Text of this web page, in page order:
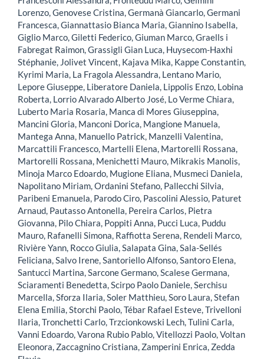
Lorenzo, Genovese Cristina, Germanà Giancarlo, Germani
Francesca, Giannattasio Bianca Maria, Giannino Isabella,
Giglio Marco, Giletti Federico, Giuman Marco, Graells i
Fabregat Raimon, Grassigli Gian Luca, Huysecom-Haxhi
Stéphanie, Jolivet Vincent, Kajava Mika, Kappe Constantin,
Kyrimi Maria, La Fragola Alessandra, Lentano Mario,
Lepore Giuseppe, Liberatore Daniela, Lippolis Enzo, Lobina
Roberta, Lorrio Alvarado Alberto José, Lo Verme Chiara,
Luberto Maria Rosaria, Manca di Mores Giuseppina,
Mancini Gloria, Manconi Dorica, Mangione Manuela,
Mantega Anna, Manuello Patrick, Manzelli Valentina,
Marcattili Francesco, Martelli Elena, Martorelli Rossana,
Martorelli Rossana, Menichetti Mauro, Mikrakis Manolis,
Minoja Marco Edoardo, Mugione Eliana, Musmeci Daniela,
Napolitano Miriam, Ordanini Stefano, Pallecchi Silvia,
Paribeni Emanuela, Parodo Ciro, Pascolini Alessio, Paturet
Arnaud, Pautasso Antonella, Pereira Carlos, Pietra
Giovanna, Pilo Chiara, Poppiti Anna, Pucci Luca, Puddu
Mauro, Rafanelli Simona, Raffiotta Serena, Rendeli Marco,
Rivière Yann, Rocco Giulia, Salapata Gina, Sala-Sellés
Feliciana, Salvo Irene, Santoriello Alfonso, Santoro Elena,
Santucci Martina, Sarcone Germano, Scalese Germana,
Sciaramenti Benedetta, Scirpo Paolo Daniele, Serchisu
Marcella, Sforza Ilaria, Soler Matthieu, Soro Laura, Stefan
Elena Emilia, Storchi Paolo, Tébar Rafael Esteve, Trivelloni
Ilaria, Tronchetti Carlo, Trzcionkowski Lech, Tulini Carla,
Vanni Edoardo, Varona Rubio Pablo, Vitellozzi Paolo, Voltan
Eleonora, Zaccagnino Cristiana, Zamperini Enrica, Zedda